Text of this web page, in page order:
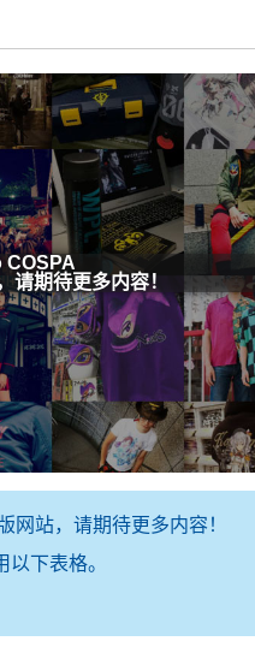
COSPA
请期待更多内容！
站，请期待更多内容！
下表格。